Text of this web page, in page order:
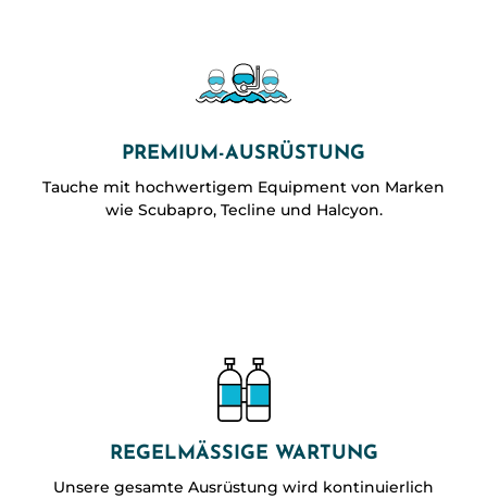
PREMIUM-AUSRÜSTUNG
Tauche mit hochwertigem Equipment von Marken
wie Scubapro, Tecline und Halcyon.
REGELMÄSSIGE WARTUNG
Unsere gesamte Ausrüstung wird kontinuierlich